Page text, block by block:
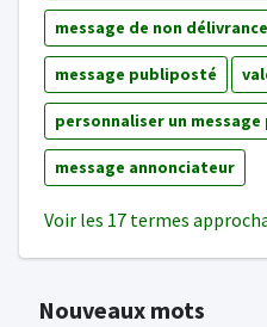
message de non délivrance
message publiposté
personnaliser un
message annonciateur
Voir les 17 termes
Nouveaux mots